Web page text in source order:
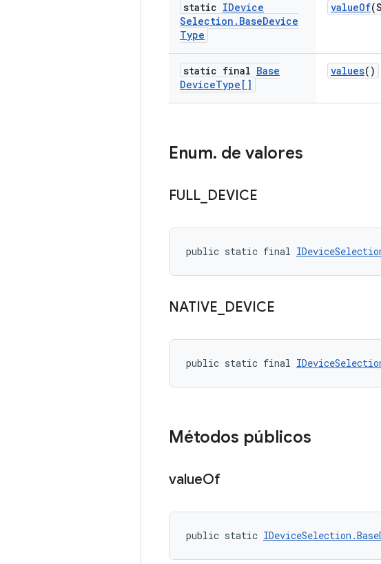
static IDevice
Selection . BaseDevice
Type
valueOf
static final Base
DeviceType[]
values()
Enum. de valores
FULL DEVICE
public static final
NATIVE DEVICE
public static final
Métodos públicos
valueOf
public static